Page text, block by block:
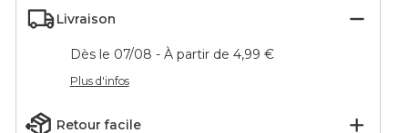
Livraison
Dès le 07/08 - À partir de 4,99 €
Plus d'infos
Retour facile